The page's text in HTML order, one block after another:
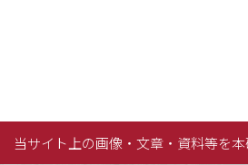
当サイト上の画像・文章・資料等を